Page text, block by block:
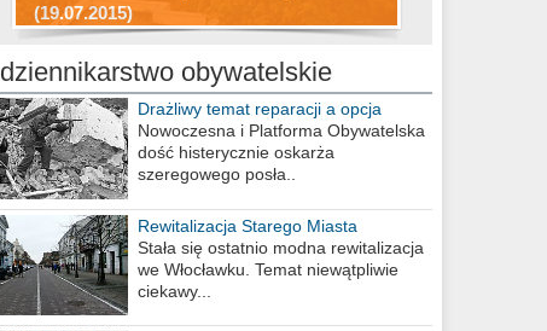
(19.07.2015)
Wizytówka Włocławka
polowanie wigilijne 2014
dziennikarstwo obywatelskie
Drażliwy temat reparacji a opcja
berlińska
Nowoczesna i Platforma Obywatelska
dość histerycznie oskarża
szeregowego posła..
Rewitalizacja Starego Miasta
Stała się ostatnio modna rewitalizacja
we Włocławku. Temat niewątpliwie
ciekawy...